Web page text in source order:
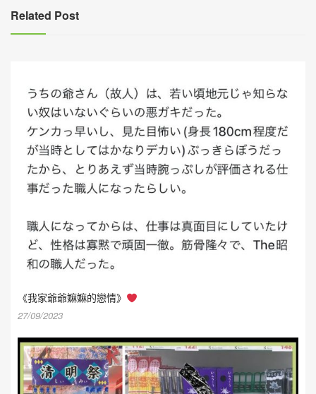
覽
Related Post
《我家爺爺嫲嫲的戀情》
27/09/2023